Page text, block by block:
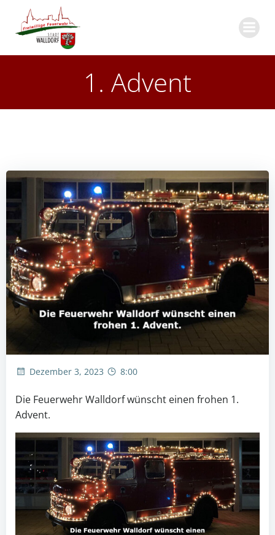
1. Advent
Dezember 3, 2023 8:00
Die Feuerwehr Walldorf wünscht einen frohen 1.
Advent.